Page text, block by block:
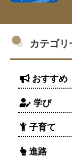
カテゴリ
おすすめ
学び
子育て
進路